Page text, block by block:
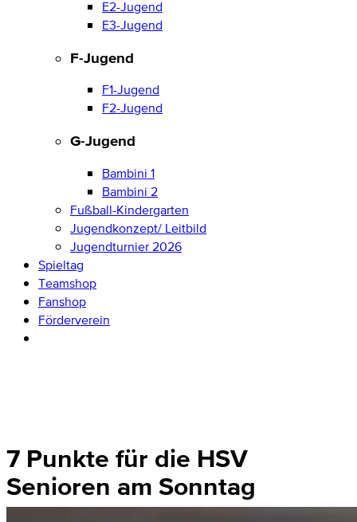
E2-Jugend
E3-Jugend
F-Jugend
F1-Jugend
F2-Jugend
G-Jugend
Bambini 1
Bambini 2
Fußball-Kindergarten
Jugendkonzept/ Leitbild
Jugendturnier 2026
Spieltag
Teamshop
Fanshop
Förderverein
7 Punkte für die HSV
Senioren am Sonntag